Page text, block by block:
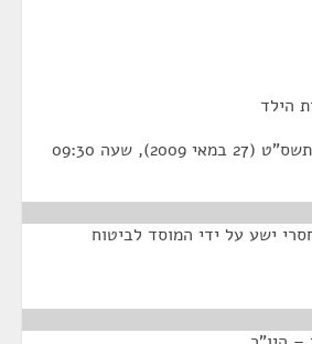
הילד
שעה 09:30
ישע על ידי המוסד לביטוח